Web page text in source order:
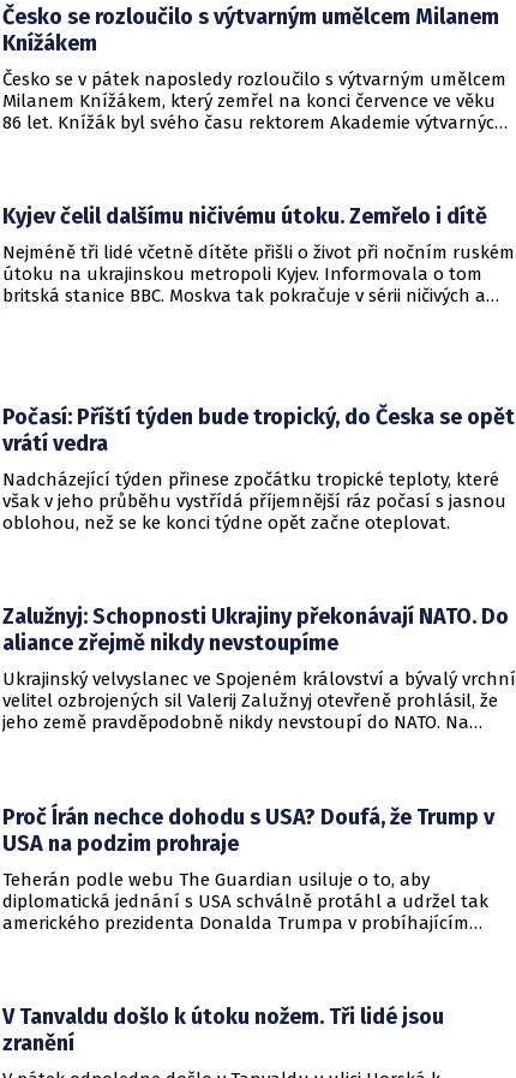
Česko se rozloučilo s výtvarným umělcem Milanem
Knížákem
Česko se v pátek naposledy rozloučilo s výtvarným umělcem
Milanem Knížákem, který zemřel na konci července ve věku
86 let. Knížák byl svého času rektorem Akademie výtvarných
Kyjev čelil dalšímu ničivému útoku. Zemřelo i dítě
Nejméně tři lidé včetně dítěte přišli o život při nočním ruském
útoku na ukrajinskou metropoli Kyjev. Informovala o tom
britská stanice BBC. Moskva tak pokračuje v sérii ničivých a
Počasí: Příští týden bude tropický, do Česka se opět
vrátí vedra
Nadcházející týden přinese zpočátku tropické teploty, které
však v jeho průběhu vystřídá příjemnější ráz počasí s jasnou
oblohou, než se ke konci týdne opět začne oteplovat.
Zalužnyj: Schopnosti Ukrajiny překonávají NATO. Do
aliance zřejmě nikdy nevstoupíme
Ukrajinský velvyslanec ve Spojeném království a bývalý vrchní
velitel ozbrojených sil Valerij Zalužnyj otevřeně prohlásil, že
jeho země pravděpodobně nikdy nevstoupí do NATO. Na
nedosažitelné.
Proč Írán nechce dohodu s USA? Doufá, že Trump v
USA na podzim prohraje
Teherán podle webu The Guardian usiluje o to, aby
diplomatická jednání s USA schválně protáhl a udržel tak
amerického prezidenta Donalda Trumpa v probíhajícím
rukojmími za prezidenta Jimmyho Cartera.
V Tanvaldu došlo k útoku nožem. Tři lidé jsou
zranění